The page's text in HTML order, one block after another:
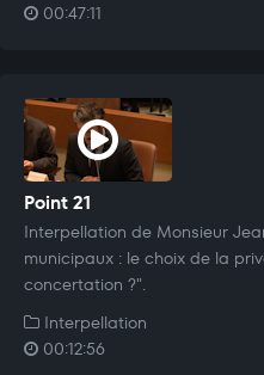
00:47:11
Point 21
Interpellation de Monsieur
municipaux : le choix de la
concertation ?".
Interpellation
00:12:56